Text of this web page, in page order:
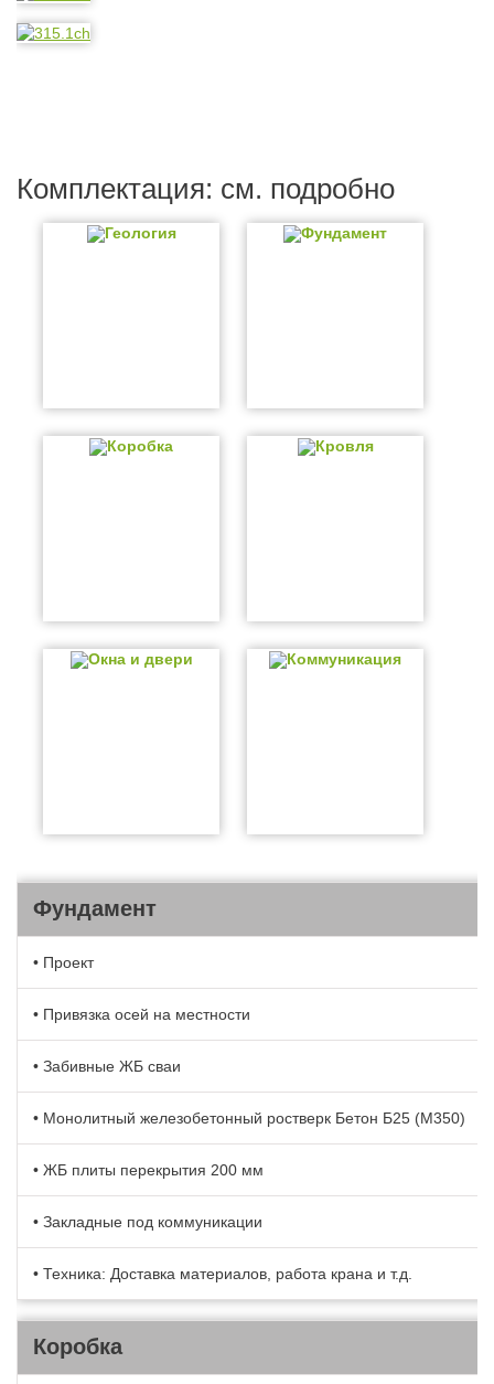
Комплектация: см. подробно
Геология Фундамент
Коробка Кровля
Окна и двери Коммуникация
Фундамент
• Проект
• Привязка осей на местности
• Забивные ЖБ сваи
• Монолитный железобетонный ростверк Бетон Б25 (М350)
• ЖБ плиты перекрытия 200 мм
• Закладные под коммуникации
• Техника: Доставка материалов, работа крана и т.д.
Коробка